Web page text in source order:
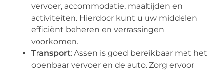
vervoer, accommodatie, maaltijden en
activiteiten. Hierdoor kunt u uw middelen
efficiënt beheren en verrassingen
voorkomen.
Transport: Assen is goed bereikbaar met het
openbaar vervoer en de auto. Zorg ervoor